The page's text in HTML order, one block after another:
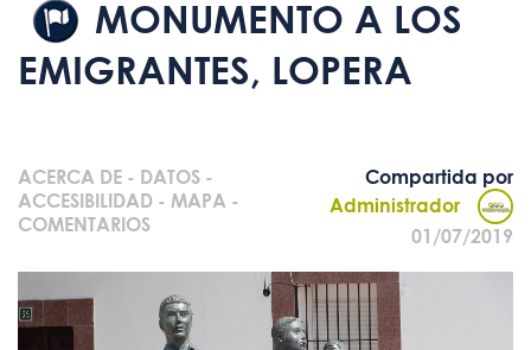
MONUMENTO A LOS
EMIGRANTES, LOPERA
ACERCA DE - DATOS -
ACCESIBILIDAD - MAPA -
COMENTARIOS
Compartida por
Administrador
01/07/2019